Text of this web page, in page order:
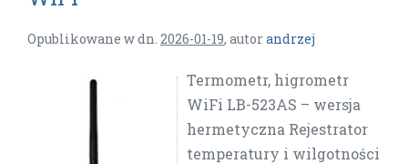
Opublikowane w dn. 2026-01-19, autorandrzej
Termometr, higrometr
WiFi LB-523AS – wersja
hermetyczna Rejestrator
temperatury i wilgotności